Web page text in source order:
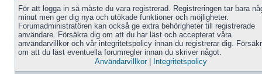
För att logga in så måste du vara registrerad. Registreringen tar bara
minut men ger dig nya och utökade funktioner och möjligheter.
Forumadministratören kan också ge extra behörigheter till registrerade
användare. Försäkra dig om att du har läst och accepterat våra
användarvillkor och vår integritetspolicy innan du registrerar dig.
om att du läst eventuella forumregler innan du skriver något.
Användarvillkor| Integritetspolicy